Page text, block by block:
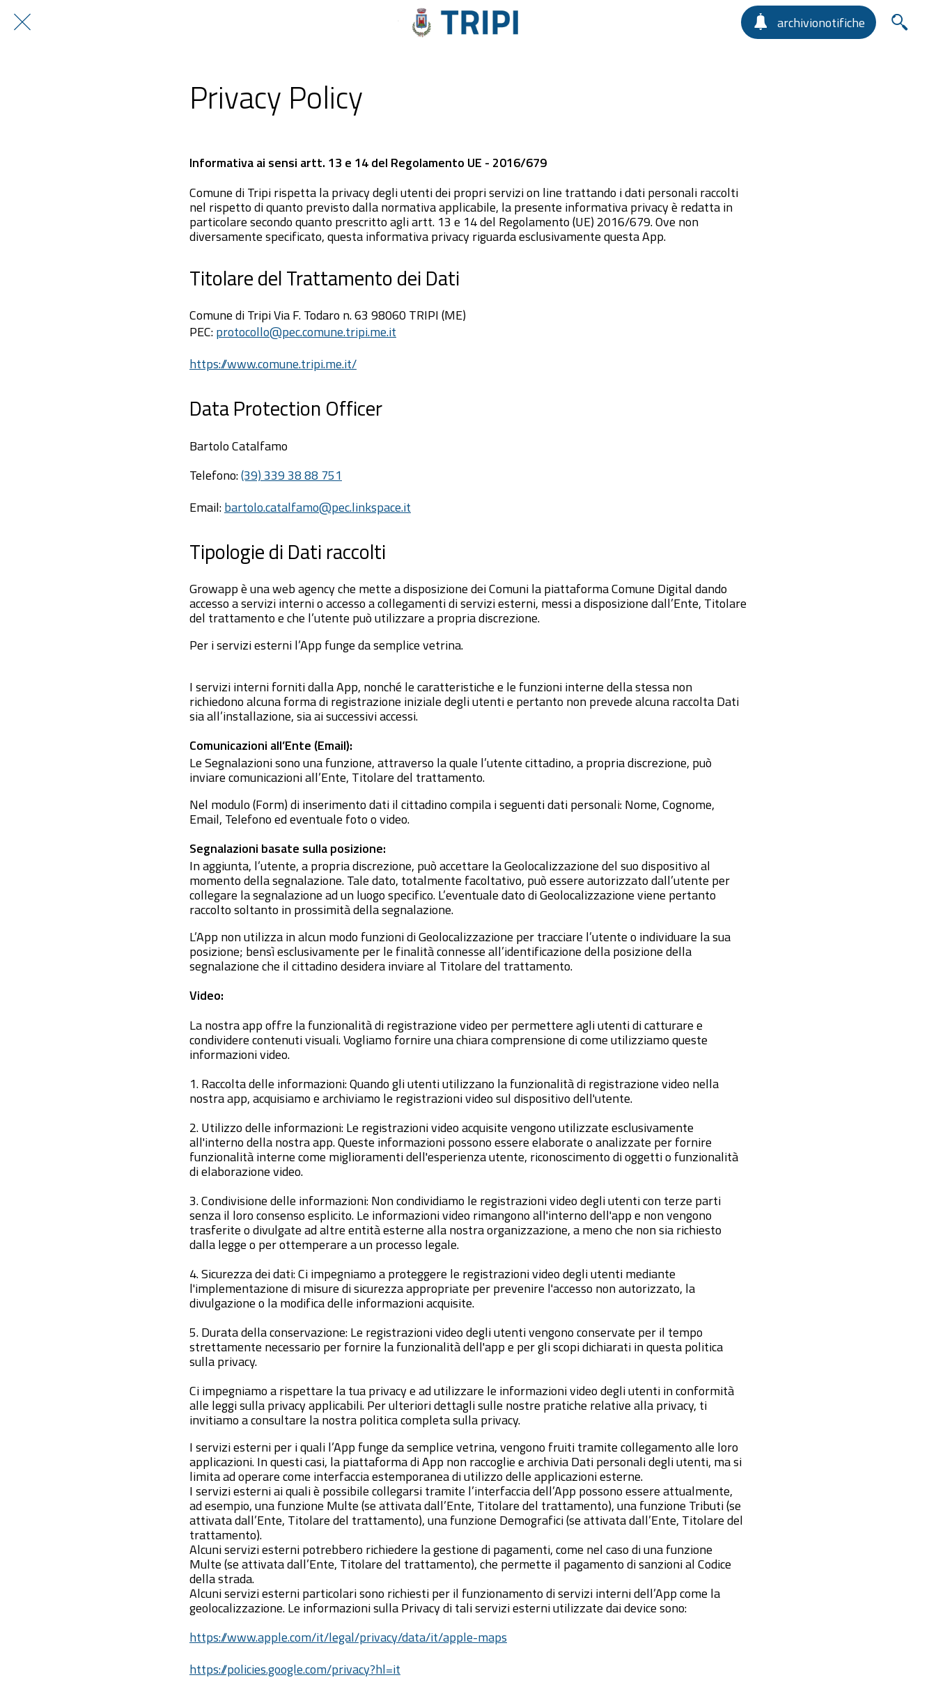
archivionotifiche
Privacy Policy
Informativa ai sensi artt. 13 e 14 del Regolamento UE - 2016/679
Comune di Tripi rispetta la privacy degli utenti dei propri servizi on line trattando i dati personali raccolti
nel rispetto di quanto previsto dalla normativa applicabile, la presente informativa privacy è redatta in
particolare secondo quanto prescritto agli artt. 13 e 14 del Regolamento (UE) 2016/679. Ove non
diversamente specificato, questa informativa privacy riguarda esclusivamente questa App.
Titolare del Trattamento dei Dati
Comune di Tripi Via F. Todaro n. 63 98060 TRIPI (ME)
PEC:protocollo@pec.comune.tripi.me.it
https://www.comune.tripi.me.it/
Data Protection Officer
Bartolo Catalfamo
Telefono:(39) 339 38 88 751
Email:bartolo.catalfamo@pec.linkspace.it
Tipologie di Dati raccolti
Growapp è una web agency che mette a disposizione dei Comuni la piattaforma Comune Digital dando
accesso a servizi interni o accesso a collegamenti di servizi esterni, messi a disposizione dall’Ente, Titolare
del trattamento e che l’utente può utilizzare a propria discrezione.
Per i servizi esterni l’App funge da semplice vetrina.
I servizi interni forniti dalla App, nonché le caratteristiche e le funzioni interne della stessa non
richiedono alcuna forma di registrazione iniziale degli utenti e pertanto non prevede alcuna raccolta Dati
sia all’installazione, sia ai successivi accessi.
Comunicazioni all’Ente (Email):
Le Segnalazioni sono una funzione, attraverso la quale l’utente cittadino, a propria discrezione, può
inviare comunicazioni all’Ente, Titolare del trattamento.
Nel modulo (Form) di inserimento dati il cittadino compila i seguenti dati personali: Nome, Cognome,
Email, Telefono ed eventuale foto o video.
Segnalazioni basate sulla posizione:
In aggiunta, l’utente, a propria discrezione, può accettare la Geolocalizzazione del suo dispositivo al
momento della segnalazione. Tale dato, totalmente facoltativo, può essere autorizzato dall’utente per
collegare la segnalazione ad un luogo specifico. L’eventuale dato di Geolocalizzazione viene pertanto
raccolto soltanto in prossimità della segnalazione.
L’App non utilizza in alcun modo funzioni di Geolocalizzazione per tracciare l’utente o individuare la sua
posizione; bensì esclusivamente per le finalità connesse all’identificazione della posizione della
segnalazione che il cittadino desidera inviare al Titolare del trattamento.
Video:
La nostra app offre la funzionalità di registrazione video per permettere agli utenti di catturare e
condividere contenuti visuali. Vogliamo fornire una chiara comprensione di come utilizziamo queste
informazioni video.
1. Raccolta delle informazioni: Quando gli utenti utilizzano la funzionalità di registrazione video nella
nostra app, acquisiamo e archiviamo le registrazioni video sul dispositivo dell'utente.
2. Utilizzo delle informazioni: Le registrazioni video acquisite vengono utilizzate esclusivamente
all'interno della nostra app. Queste informazioni possono essere elaborate o analizzate per fornire
funzionalità interne come miglioramenti dell'esperienza utente, riconoscimento di oggetti o funzionalità
di elaborazione video.
3. Condivisione delle informazioni: Non condividiamo le registrazioni video degli utenti con terze parti
senza il loro consenso esplicito. Le informazioni video rimangono all'interno dell'app e non vengono
trasferite o divulgate ad altre entità esterne alla nostra organizzazione, a meno che non sia richiesto
dalla legge o per ottemperare a un processo legale.
4. Sicurezza dei dati: Ci impegniamo a proteggere le registrazioni video degli utenti mediante
l'implementazione di misure di sicurezza appropriate per prevenire l'accesso non autorizzato, la
divulgazione o la modifica delle informazioni acquisite.
5. Durata della conservazione: Le registrazioni video degli utenti vengono conservate per il tempo
strettamente necessario per fornire la funzionalità dell'app e per gli scopi dichiarati in questa politica
sulla privacy.
Ci impegniamo a rispettare la tua privacy e ad utilizzare le informazioni video degli utenti in conformità
alle leggi sulla privacy applicabili. Per ulteriori dettagli sulle nostre pratiche relative alla privacy, ti
invitiamo a consultare la nostra politica completa sulla privacy.
I servizi esterni per i quali l’App funge da semplice vetrina, vengono fruiti tramite collegamento alle loro
applicazioni. In questi casi, la piattaforma di App non raccoglie e archivia Dati personali degli utenti, ma si
limita ad operare come interfaccia estemporanea di utilizzo delle applicazioni esterne.
I servizi esterni ai quali è possibile collegarsi tramite l’interfaccia dell’App possono essere attualmente,
ad esempio, una funzione Multe (se attivata dall’Ente, Titolare del trattamento), una funzione Tributi (se
attivata dall’Ente, Titolare del trattamento), una funzione Demografici (se attivata dall’Ente, Titolare del
trattamento).
Alcuni servizi esterni potrebbero richiedere la gestione di pagamenti, come nel caso di una funzione
Multe (se attivata dall’Ente, Titolare del trattamento), che permette il pagamento di sanzioni al Codice
della strada.
Alcuni servizi esterni particolari sono richiesti per il funzionamento di servizi interni dell’App come la
geolocalizzazione. Le informazioni sulla Privacy di tali servizi esterni utilizzate dai device sono:
https://www.apple.com/it/legal/privacy/data/it/apple-maps
https://policies.google.com/privacy?hl=it